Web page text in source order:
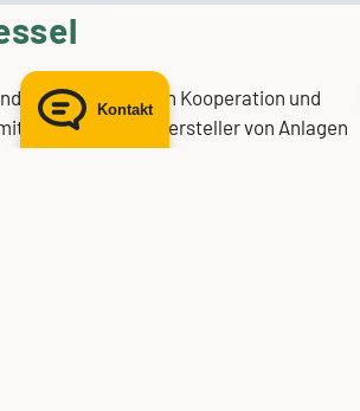
haben wir in Kooperation und
der Krones AG, Hersteller von Anlagen
Kontakt